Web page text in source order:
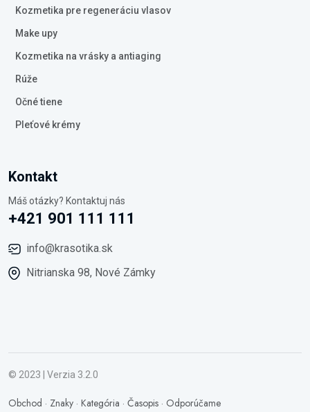
Kozmetika pre regeneráciu vlasov
Make upy
Kozmetika na vrásky a antiaging
Rúže
Očné tiene
Pleťové krémy
Kontakt
Máš otázky? Kontaktuj nás
+421 901 111 111
info@krasotika.sk
Nitrianska 98, Nové Zámky
© 2023 | Verzia 3.2.0
Obchod · Znaky · Kategória · Časopis · Odporúčame